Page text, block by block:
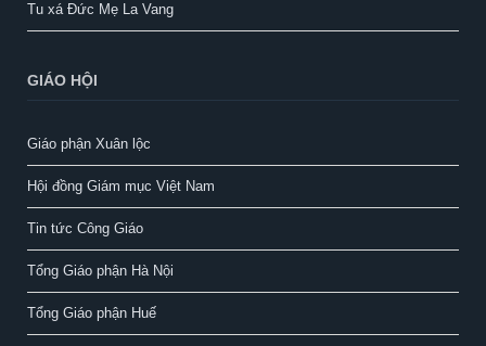
Tu xá Đức Mẹ La Vang
GIÁO HỘI
Giáo phận Xuân lộc
Hội đồng Giám mục Việt Nam
Tin tức Công Giáo
Tổng Giáo phận Hà Nội
Tổng Giáo phận Huế